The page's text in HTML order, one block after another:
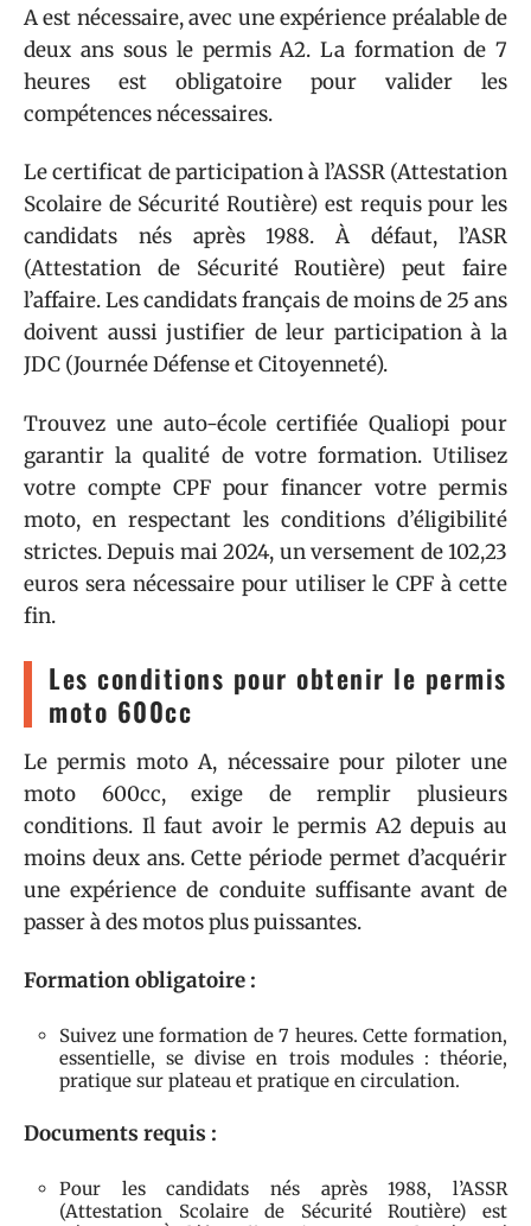
A est nécessaire, avec une expérience préalable de
deux ans sous le permis A2. La formation de 7
heures est obligatoire pour valider les
compétences nécessaires.
Le certificat de participation à l’ASSR (Attestation
Scolaire de Sécurité Routière) est requis pour les
candidats nés après 1988. À défaut, l’ASR
(Attestation de Sécurité Routière) peut faire
l’affaire. Les candidats français de moins de 25 ans
doivent aussi justifier de leur participation à la
JDC (Journée Défense et Citoyenneté).
Trouvez une auto-école certifiée Qualiopi pour
garantir la qualité de votre formation. Utilisez
votre compte CPF pour financer votre permis
moto, en respectant les conditions d’éligibilité
strictes. Depuis mai 2024, un versement de 102,23
euros sera nécessaire pour utiliser le CPF à cette
fin.
Les conditions pour obtenir le permis
moto 600cc
Le permis moto A, nécessaire pour piloter une
moto 600cc, exige de remplir plusieurs
conditions. Il faut avoir le permis A2 depuis au
moins deux ans. Cette période permet d’acquérir
une expérience de conduite suffisante avant de
passer à des motos plus puissantes.
Formation obligatoire :
Suivez une formation de 7 heures. Cette formation,
essentielle, se divise en trois modules : théorie,
pratique sur plateau et pratique en circulation.
Documents requis :
Pour les candidats nés après 1988, l’ASSR
(Attestation Scolaire de Sécurité Routière) est